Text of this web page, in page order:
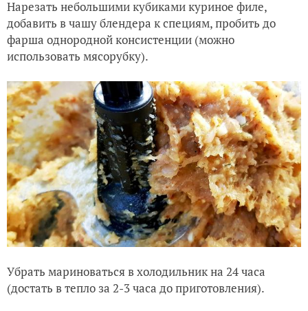
Нарезать небольшими кубиками куриное филе,
добавить в чашу блендера к специям, пробить до
фарша однородной консистенции (можно
использовать мясорубку).
Убрать мариноваться в холодильник на 24 часа
(достать в тепло за 2-3 часа до приготовления).